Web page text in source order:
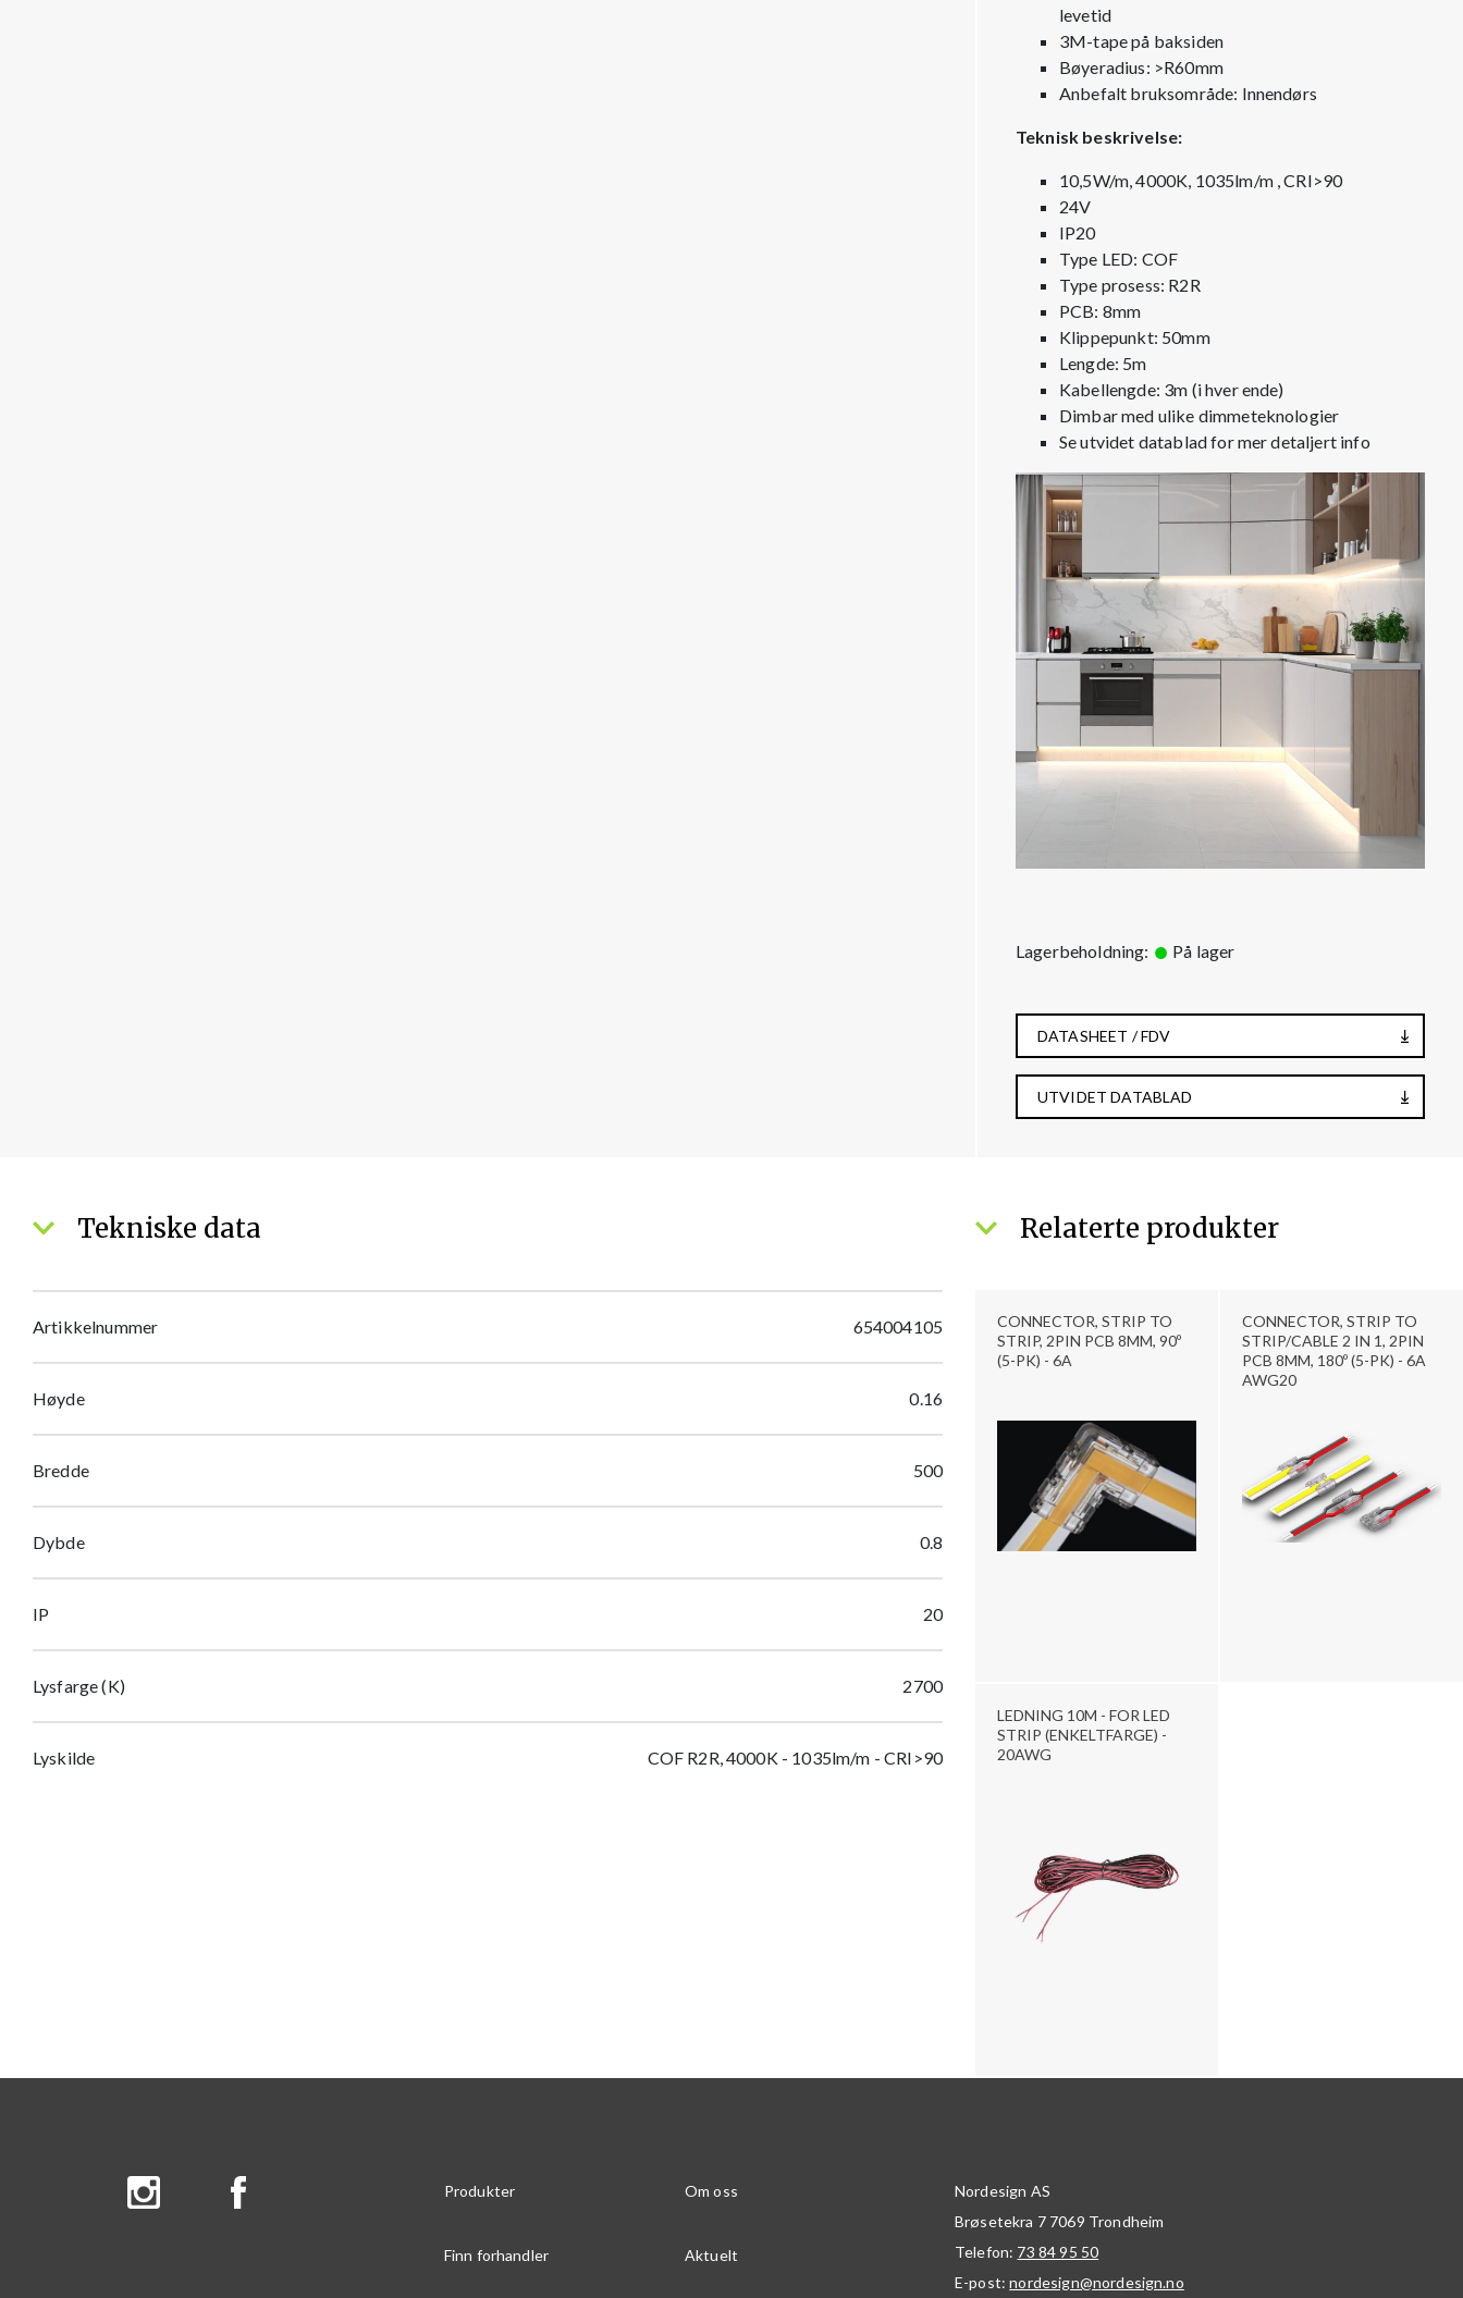
levetid
3M-tape på baksiden
Bøyeradius: >R60mm
Anbefalt bruksområde: Innendørs
Teknisk beskrivelse:
10,5W/m, 4000K, 1035lm/m , CRI>90
24V
IP20
Type LED: COF
Type prosess: R2R
PCB: 8mm
Klippepunkt: 50mm
Lengde: 5m
Kabellengde: 3m (i hver ende)
Dimbar med ulike dimmeteknologier
Se utvidet datablad for mer detaljert info
Lagerbeholdning: På lager
DATASHEET / FDV
UTVIDET DATABLAD
Tekniske data
Artikkelnummer 654004105
Høyde 0.16
Bredde 500
Dybde 0.8
IP 20
Lysfarge (K) 2700
Lyskilde COF R2R, 4000K - 1035lm/m - CRI>90
Relaterte produkter
CONNECTOR, STRIP TO
STRIP, 2PIN PCB 8MM, 90º
(5-PK) - 6A
CONNECTOR, STRIP TO
STRIP/CABLE 2 IN 1, 2PIN
PCB 8MM, 180º (5-PK) - 6A
AWG20
LEDNING 10M - FOR LED
STRIP (ENKELTFARGE) -
20AWG
Produkter Om oss
Finn forhandler Aktuelt
Nordesign AS
Brøsetekra 7 7069 Trondheim
Telefon: 73 84 95 50
E-post:nordesign@nordesign.no